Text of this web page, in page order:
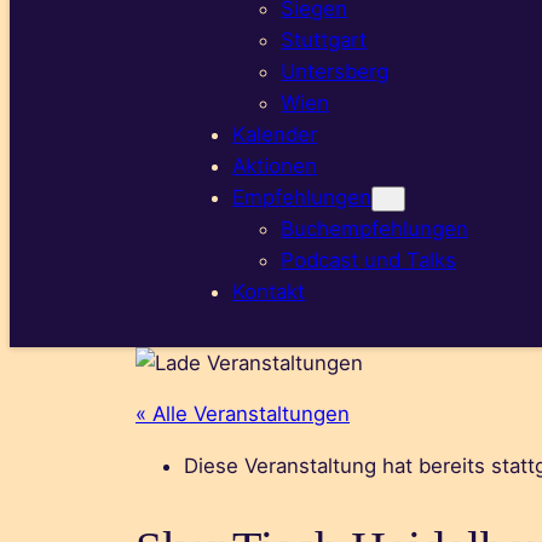
Siegen
Stuttgart
Untersberg
Wien
Kalender
Aktionen
Empfehlungen
Buchempfehlungen
Podcast und Talks
Kontakt
« Alle Veranstaltungen
Diese Veranstaltung hat bereits